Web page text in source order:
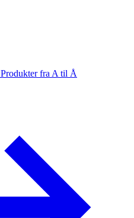
Produkter fra A til Å